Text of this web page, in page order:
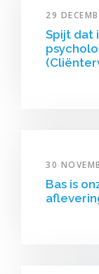
29
Spijt dat
30
Bas is